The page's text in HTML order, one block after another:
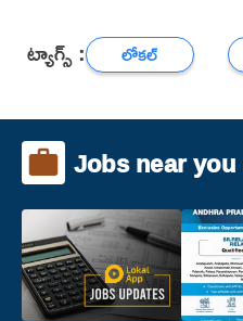
ట్యాగ్స్ : లోకల్
Jobs near you